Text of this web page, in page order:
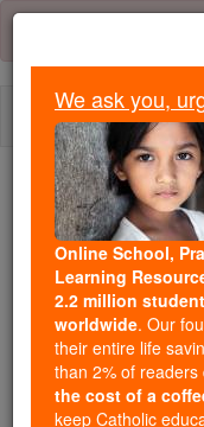
Skip
content
Trending:
Daily Reading
Today's Reading
We ask you,
Online School,
Learning
2.2 million
worldwide. Our
their entire life
than 2% of
the cost of a
keep Catholic